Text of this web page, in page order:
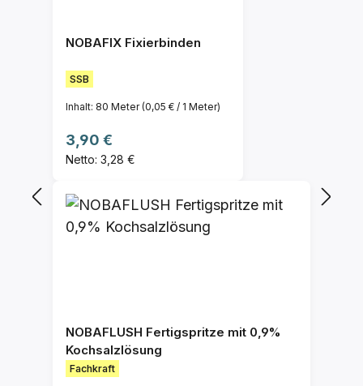
NOBAFIX Fixierbinden
SSB
Inhalt: 80 Meter(0,05 € / 1 Meter)
Regulärer Preis:
3,90 €
Netto: 3,28 €
NOBAFLUSH Fertigspritze mit 0,9%
Kochsalzlösung
Fachkraft